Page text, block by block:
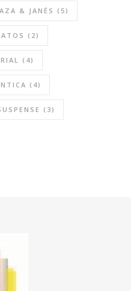
& JANÉS (5)
(2)
(4)
(4)
(3)